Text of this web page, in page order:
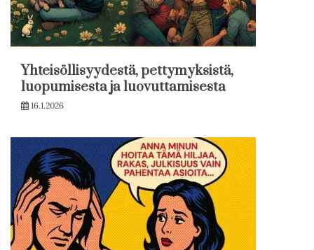
Yhteisöllisyydestä, pettymyksistä,
luopumisesta ja luovuttamisesta
16.1.2026